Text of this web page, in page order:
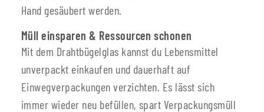
Hand gesäubert werden.
Müll einsparen & Ressourcen schonen
Mit dem Drahtbügelglas kannst du Lebensmittel
unverpackt einkaufen und dauerhaft auf
Einwegverpackungen verzichten. Es lässt sich
immer wieder neu befüllen, spart Verpackungsmüll